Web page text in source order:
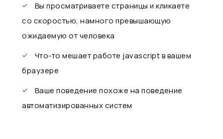
Вы просматриваете страницы и кликаете
со скоростью, намного превышающую
ожидаемую от человека
Что-то мешает работе javascript в вашем
браузере
Ваше поведение похоже на поведение
автоматизированных систем